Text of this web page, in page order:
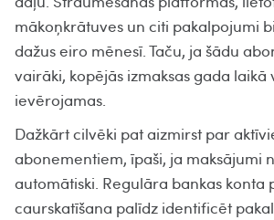
mākoņkrātuves un citi pakalpojumi
dažus eiro mēnesī. Taču, ja šādu
vairāki, kopējās izmaksas gada laikā
ievērojamas.
Dažkārt cilvēki pat aizmirst par
abonementiem, īpaši, ja maksājumi
automātiski. Regulāra bankas konta
caurskatīšana palīdz identificēt